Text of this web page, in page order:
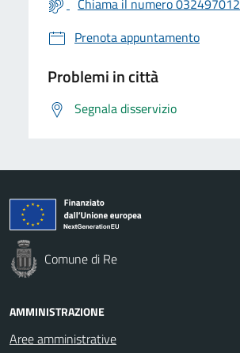
Chiama il numero 032497012
Prenota appuntamento
Problemi in città
Segnala disservizio
Comune di Re
AMMINISTRAZIONE
Aree amministrative